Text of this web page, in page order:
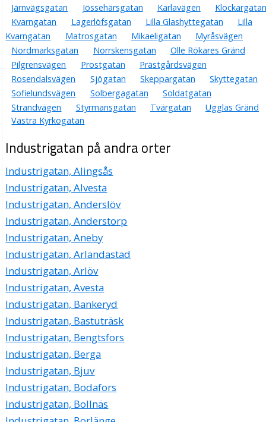
Järnvägsgatan
Jössehärsgatan Karlavägen
Klockargatan
Kvarngatan
Lagerlöfsgatan Lilla Glashyttegatan
Lilla
Kvarngatan
Matrosgatan Mikaeligatan
Myråsvägen
Nordmarksgatan
Norrskensgatan
Olle Rökares Gränd
Pilgrensvägen
Prostgatan
Prästgårdsvägen
Rosendalsvägen
Sjögatan Skeppargatan
Skyttegatan
Sofielundsvägen
Solbergagatan
Soldatgatan
Strandvägen
Styrmansgatan Tvärgatan
Ugglas Gränd
Västra Kyrkogatan
Industrigatan på andra orter
Industrigatan, Alingsås
Industrigatan, Alvesta
Industrigatan, Anderslöv
Industrigatan, Anderstorp
Industrigatan, Aneby
Industrigatan, Arlandastad
Industrigatan, Arlöv
Industrigatan, Avesta
Industrigatan, Bankeryd
Industrigatan, Bastuträsk
Industrigatan, Bengtsfors
Industrigatan, Berga
Industrigatan, Bjuv
Industrigatan, Bodafors
Industrigatan, Bollnäs